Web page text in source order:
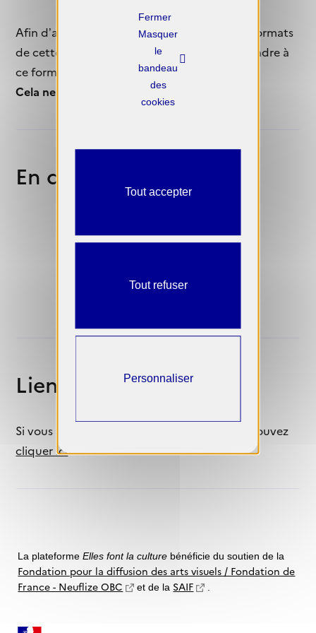
Afin d’adapter au mieux les contenus et les formats
de cette rubrique, nous vous invitons à répondre à
ce formulaire.
Cela ne vous prendra que 5 minutes.
En détails
Liens utiles
Si vous ne visualisez pas le formulaire, vous pouvez
cliquer ici.
La plateformeElles font la culture bénéficie du soutien de la
Fondation pour la diffusion des arts visuels / Fondation de
France - Neuflize OBC
et de la SAIF
Tout accepter
Tout refuser
Personnaliser
X
Masquer
le
bandeau
des
cookies